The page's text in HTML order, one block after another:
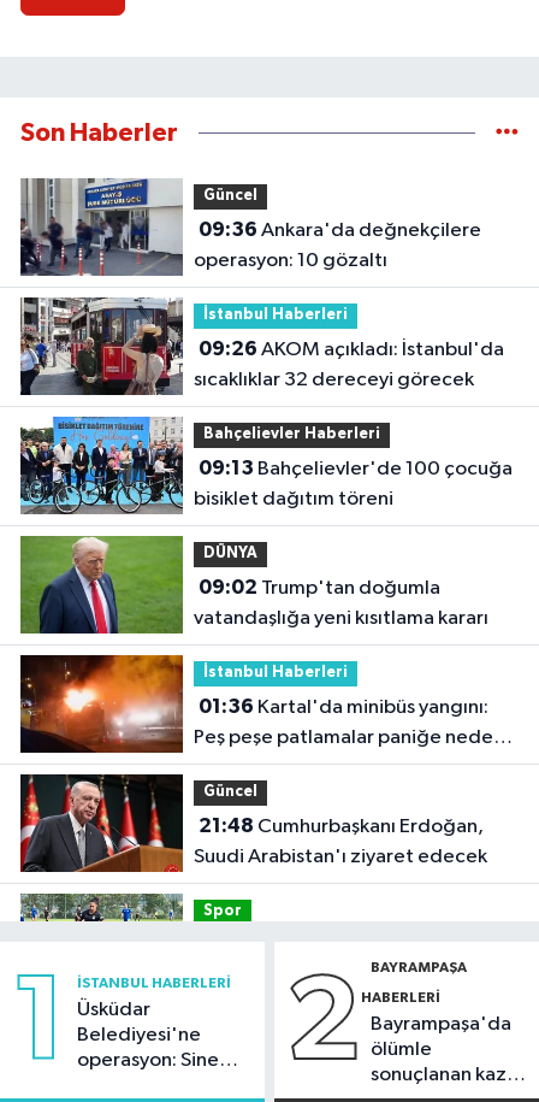
Son Haberler
Güncel
09:36
operasyon: 10 gözaltı
İstanbul Haberleri
09:26
sıcaklıklar 32 dereceyi görecek
Bahçelievler Haberleri
09:13
bisiklet dağıtım töreni
DÜNYA
09:02
vatandaşlığa yeni kısıtlama kararı
İstanbul Haberleri
01:36
Peş peşe patlamalar paniğe neden
oldu
Güncel
21:48
Suudi Arabistan'ı ziyaret edecek
Spor
hazırlık maçında FOMGET'i 3-1
mağlup etti
21:38
ve oğlunun heykeli bulundu
1 İSTANBUL HABERLERI
Üsküdar
Belediyesi'ne
operasyon: Sinem
2 BAYRAMPAŞA
HABERLERI
Bayrampaşa'da
ölümle
sonuçlanan kaza: